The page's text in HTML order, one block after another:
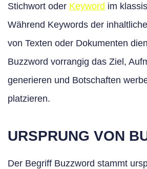
Stichwort oder Keyword im
Während Keywords der
von Texten oder Dokumenten
Buzzword vorrangig das Ziel,
generieren und Botschaften
platzieren.
URSPRUNG VON
Der Begriff Buzzword stammt